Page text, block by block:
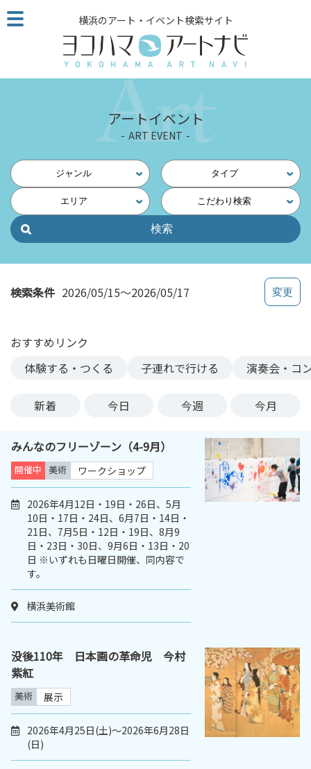
こ
の
ジ
読
他
ペ
の
横浜のアート・イベント検索サイト
アートイベント
ART EVENT
ジャンル タイプ
エリア こだわり検索
検索条件 2026/05/15～2026/05/17
おすすめリンク
体験する・つくる
子連れで行ける 演奏会・コ
新着 今日 今週 今月
みんなのフリーゾーン（4-9月）
開催中 美術 ワークショップ
2026年4月12日・19日・26日、5月
10日・17日・24日、6月7日・14日・
21日、7月5日・12日・19日、8月9
日・23日・30日、9月6日・13日・20
日 ※いずれも日曜日開催、同内容で
す。
横浜美術館
没後110年 日本画の革命児 今村
紫紅
美術 展示
2026年4月25日(土)～2026年6月28日
(日)